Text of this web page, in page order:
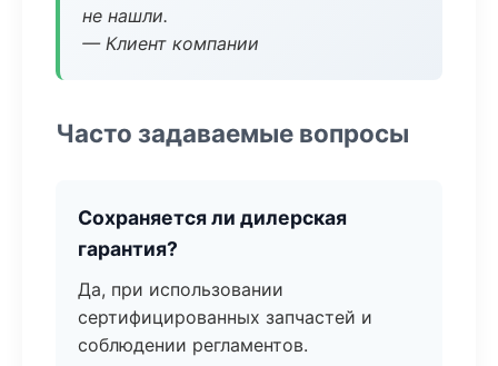
не нашли.
— Клиент компании
Часто задаваемые вопросы
Сохраняется ли дилерская
гарантия?
Да, при использовании
сертифицированных запчастей и
соблюдении регламентов.